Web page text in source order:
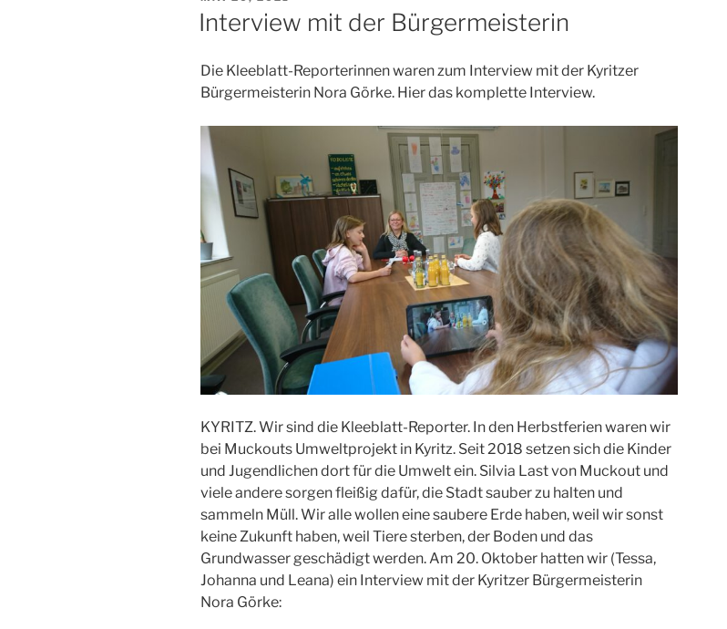
AM
Interview mit der Bürgermeisterin
Die Kleeblatt-Reporterinnen waren zum Interview mit der Kyritzer
Bürgermeisterin Nora Görke. Hier das komplette Interview.
KYRITZ. Wir sind die Kleeblatt-Reporter. In den Herbstferien waren wir
bei Muckouts Umweltprojekt in Kyritz. Seit 2018 setzen sich die Kinder
und Jugendlichen dort für die Umwelt ein. Silvia Last von Muckout und
viele andere sorgen fleißig dafür, die Stadt sauber zu halten und
sammeln Müll. Wir alle wollen eine saubere Erde haben, weil wir sonst
keine Zukunft haben, weil Tiere sterben, der Boden und das
Grundwasser geschädigt werden. Am 20. Oktober hatten wir (Tessa,
Johanna und Leana) ein Interview mit der Kyritzer Bürgermeisterin
Nora Görke: